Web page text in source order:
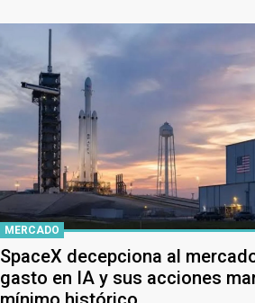
MERCADO
SpaceX decepciona al
gasto en IA y sus acciones